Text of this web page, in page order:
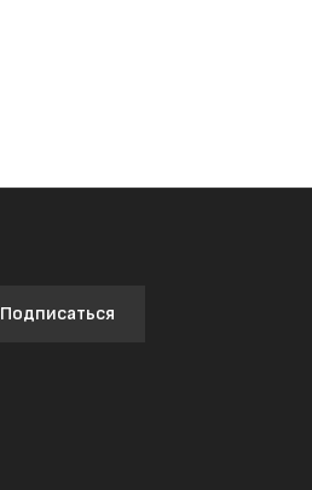
Подписаться